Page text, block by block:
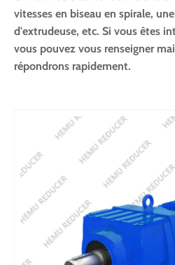
vitesses en biseau en spirale,
d'extrudeuse, etc. Si vous êtes
vous pouvez vous renseigner
répondrons rapidement.